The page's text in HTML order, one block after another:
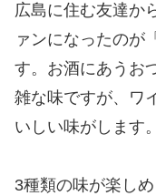
広島に住む友達か
ァンになったのが
す。お酒にあうお
雑な味ですが、ワ
いしい味がします。
3種類の味が楽し